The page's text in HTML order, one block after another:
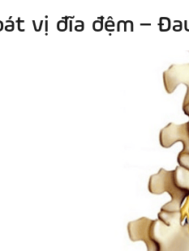
vị đĩa đệm –